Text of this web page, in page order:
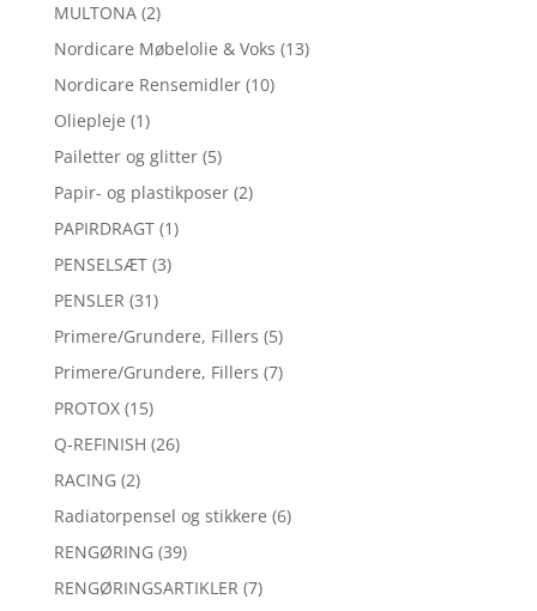
MULTONA (2)
Nordicare Møbelolie & Voks (13)
Nordicare Rensemidler (10)
Oliepleje (1)
Pailetter og glitter (5)
Papir- og plastikposer (2)
PAPIRDRAGT (1)
PENSELSÆT (3)
PENSLER (31)
Primere/Grundere, Fillers (5)
Primere/Grundere, Fillers (7)
PROTOX (15)
Q-REFINISH (26)
RACING (2)
Radiatorpensel og stikkere (6)
RENGØRING (39)
RENGØRINGSARTIKLER (7)